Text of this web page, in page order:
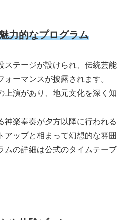
力的なプログラム
ステージが設けられ、伝統芸能
ーマンスが披露されます。
上演があり、地元文化を深く知
神楽奉奏が夕方以降に行われる
アップと相まって幻想的な雰囲
ムの詳細は公式のタイムテーブ